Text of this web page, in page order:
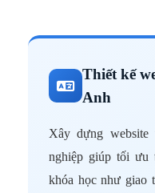
Thiết kế
Anh
Xây dựng website
nghiệp giúp tối ưu
khóa học như giao